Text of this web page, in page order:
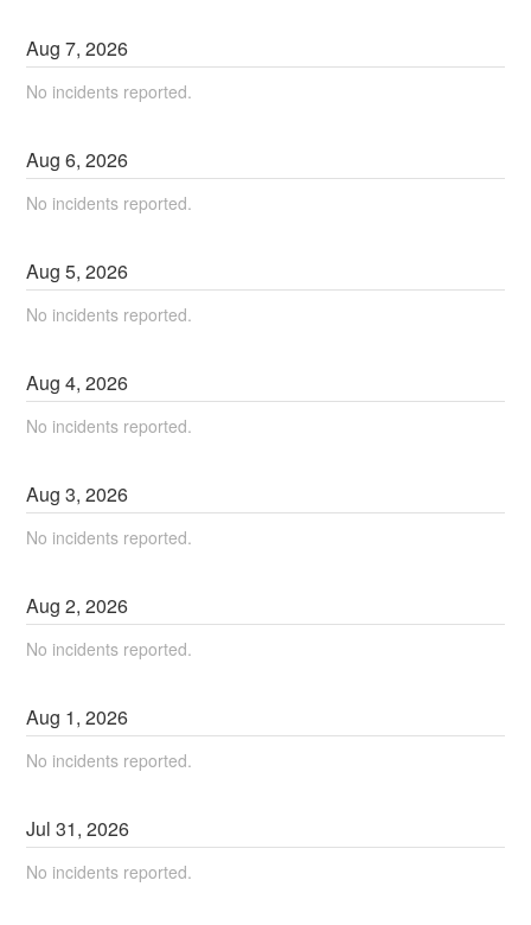
Aug7,2026
No incidents reported.
Aug6,2026
No incidents reported.
Aug5,2026
No incidents reported.
Aug4,2026
No incidents reported.
Aug3,2026
No incidents reported.
Aug2,2026
No incidents reported.
Aug 1,2026
No incidents reported.
Jul31,2026
No incidents reported.